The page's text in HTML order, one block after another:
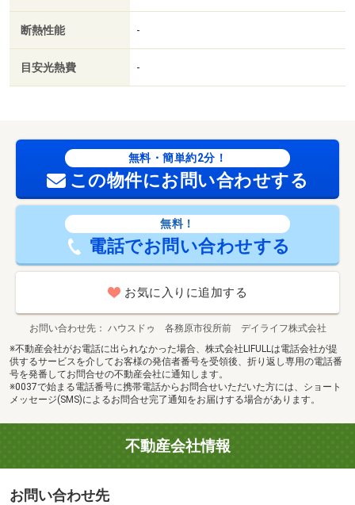
断熱性能 -
目安光熱費 -
無料・簡単約2分！
この物件にお問い合わせする
無料！
電話でお問い合わせする
お気に入りに追加する
お問い合わせ先
ハウスドゥ 各務原市役所前 デイライフ株式会社
※不動産会社がお電話に出られなかった場合、株式会社LIFULLは電話会社が提
供するサービスを介してお客様の発信者番号を受領後、折り返し専用の電話番
号を発番してお問合せの不動産会社に通知します。
※0037で始まる電話番号に携帯電話からお問合せいただいた方には、ショート
メッセージ(SMS)によるお問合せ完了通知をお届けする場合があります。
不動産会社情報
お問い合わせ先